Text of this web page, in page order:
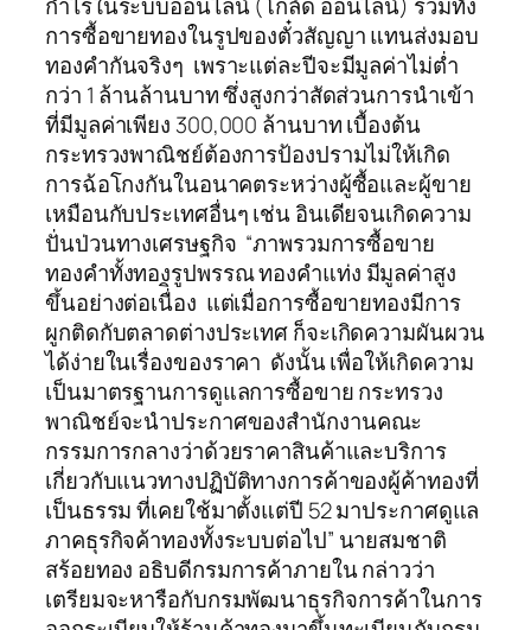
กำไรในระบบออนไลน์ (โกล์ด ออนไลน์) รวมทั้ง
การซื้อขายทองในรูปของตั๋วสัญญา แทนส่งมอบ
ทองคำกันจริงๆ เพราะแต่ละปีจะมีมูลค่าไม่ต่ำ
กว่า 1 ล้านล้านบาท ซึ่งสูงกว่าสัดส่วนการนำเข้า
ที่มีมูลค่าเพียง 300,000 ล้านบาท เบื้องต้น
กระทรวงพาณิชย์ต้องการป้องปรามไม่ให้เกิด
การฉ้อโกงกันในอนาคตระหว่างผู้ซื้อและผู้ขาย
เหมือนกับประเทศอื่นๆ เช่น อินเดียจนเกิดความ
ปั่นป่วนทางเศรษฐกิจ “ภาพรวมการซื้อขาย
ทองคำทั้งทองรูปพรรณ ทองคำแท่ง มีมูลค่าสูง
ขึ้นอย่างต่อเนื่ิอง แต่เมื่อการซื้อขายทองมีการ
ผูกติดกับตลาดต่างประเทศ ก็จะเกิดความผันผวน
ได้ง่ายในเรื่องของราคา ดังนั้น เพื่อให้เกิดความ
เป็นมาตรฐานการดูแลการซื้อขาย กระทรวง
พาณิชย์จะนำประกาศของสำนักงานคณะ
กรรมการกลางว่าด้วยราคาสินค้าและบริการ
เกี่ยวกับแนวทางปฏิบัติทางการค้าของผู้ค้าทองที่
เป็นธรรม ที่เคยใช้มาตั้งแต่ปี 52 มาประกาศดูแล
ภาคธุรกิจค้าทองทั้งระบบต่อไป” นายสมชาติ
สร้อยทอง อธิบดีกรมการค้าภายใน กล่าวว่า
เตรียมจะหารือกับกรมพัฒนาธุรกิจการค้าในการ